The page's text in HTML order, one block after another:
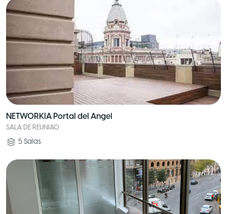
NETWORKIA Portal del Angel
SALA DE REUNIAO
5 Salas